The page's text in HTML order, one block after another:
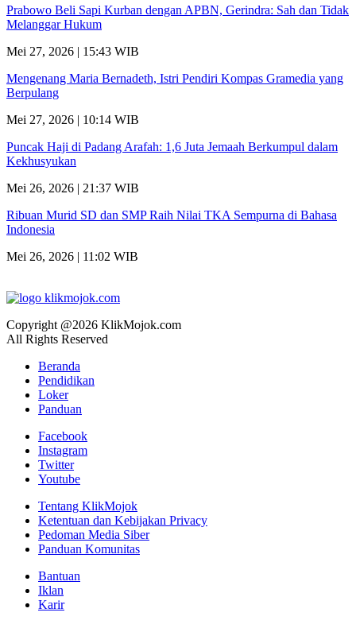
Prabowo Beli Sapi Kurban dengan APBN, Gerindra: Sah dan Tidak
Melanggar Hukum
Mei 27, 2026 | 15:43 WIB
Mengenang Maria Bernadeth, Istri Pendiri Kompas Gramedia yang
Berpulang
Mei 27, 2026 | 10:14 WIB
Puncak Haji di Padang Arafah: 1,6 Juta Jemaah Berkumpul dalam
Kekhusyukan
Mei 26, 2026 | 21:37 WIB
Ribuan Murid SD dan SMP Raih Nilai TKA Sempurna di Bahasa
Indonesia
Mei 26, 2026 | 11:02 WIB
Copyright @2026 KlikMojok.com
All Rights Reserved
Beranda
Pendidikan
Loker
Panduan
Facebook
Instagram
Twitter
Youtube
Tentang KlikMojok
Ketentuan dan Kebijakan Privacy
Pedoman Media Siber
Panduan Komunitas
Bantuan
Iklan
Karir